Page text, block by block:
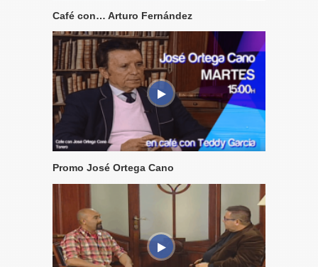
Café con… Arturo Fernández
Promo José Ortega Cano